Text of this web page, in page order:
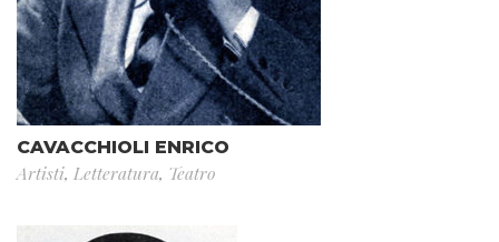
CAVACCHIOLI ENRICO
Artisti, Letteratura, Teatro